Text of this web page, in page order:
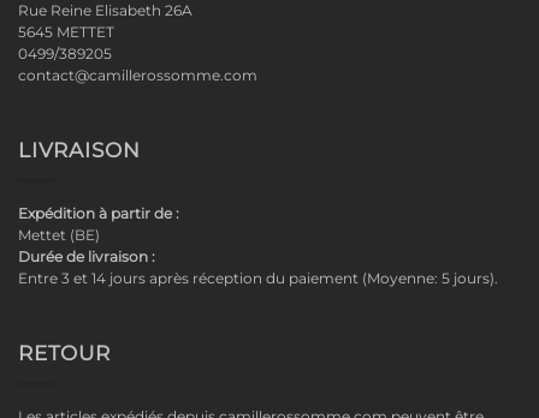
Rue Reine Elisabeth 26A
5645 METTET
0499/389205
contact@camillerossomme.com
LIVRAISON
Expédition à partir de :
Mettet (BE)
Durée de livraison :
Entre 3 et 14 jours après réception du paiement (Moyenne: 5 jours).
RETOUR